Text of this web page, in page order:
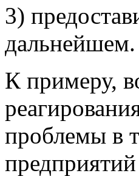
3)
дальнейшем.
К примеру,
проблемы в